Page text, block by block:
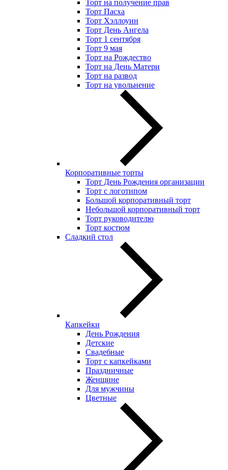
Торт на получение прав
Торт Пасха
Торт Хэллоуин
Торт День Ангела
Торт 1 сентября
Торт 9 мая
Торт на Рождество
Торт на День Матери
Торт на развод
Торт на увольнение
Корпоративные торты
Торт День Рождения организации
Торт с логотипом
Большой корпоративный торт
Небольшой корпоративный торт
Торт руководителю
Торт костюм
Сладкий стол
Капкейки
День Рождения
Детские
Свадебные
Торт с капкейками
Праздничные
Женщине
Для мужчины
Цветные